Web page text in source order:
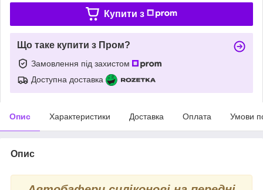
Купити з
Що таке купити з Пром?
Замовлення під захистом
Доступна доставка
Опис Характеристики Доставка Оплата Умови
Опис